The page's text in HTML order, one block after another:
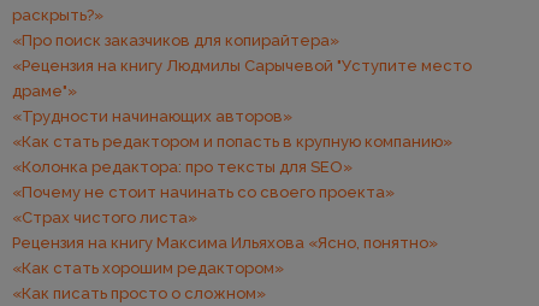
раскрыть?»
«Про поиск заказчиков для копирайтера»
«Рецензия на книгу Людмилы Сарычевой "Уступите место
драме"»
«Трудности начинающих авторов»
«Как стать редактором и попасть в крупную компанию»
«Колонка редактора: про тексты для SEO»
«Почему не стоит начинать со своего проекта»
«Страх чистого листа»
Рецензия на книгу Максима Ильяхова «Ясно, понятно»
«Как стать хорошим редактором»
«Как писать просто о сложном»